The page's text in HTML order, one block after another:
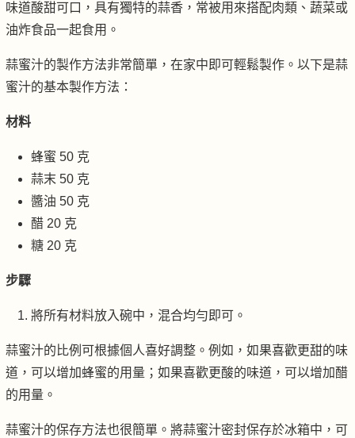
味道酸甜可口，具有獨特的蒜香，常被用來搭配肉類、蔬菜或
油炸食品一起食用。
蒜蜜汁的製作方法非常簡單，在家中即可輕鬆製作。以下是蒜
蜜汁的基本製作方法：
材料
蜂蜜 50 克
蒜末 50 克
醬油 50 克
醋 20 克
糖 20 克
步驟
將所有材料放入碗中，混合均勻即可。
蒜蜜汁的比例可根據個人喜好調整。例如，如果喜歡更甜的味
道，可以增加蜂蜜的用量；如果喜歡更酸的味道，可以增加醋
的用量。
蒜蜜汁的保存方法也很簡單。將蒜蜜汁密封保存於冰箱中，可